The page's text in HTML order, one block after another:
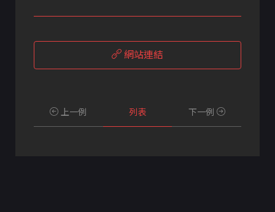
網站連結
上一例 列表 下一例